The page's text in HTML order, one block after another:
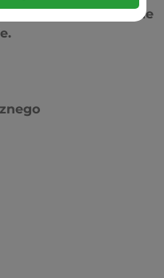
Polsce i są pakowane